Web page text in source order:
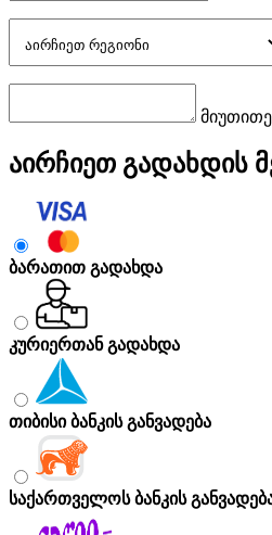
აირჩიეთ გადახდის
ბარათით გადახდა
კურიერთან გადახდა
თიბისი ბანკის განვადება
საქართველოს ბანკის